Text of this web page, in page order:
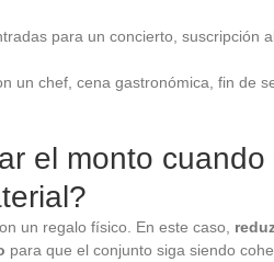
para un concierto, suscripción
un chef, cena gastronómica, fin de
el monto
un regalo físico. En este caso,
para que el conjunto siga siendo